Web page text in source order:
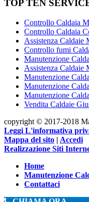
TOP TEN
Controllo Caldaia
Controllo Caldaia
Assistenza Caldaie
Controllo fumi
Manutenzione
Assistenza Caldaie
Manutenzione
Manutenzione
Manutenzione
Vendita Caldaie
copyright © 2017-2018
Leggi L'informativa
Mappa del sito | Accedi
Realizzazione Siti
Home
Manutenzione
Contattaci